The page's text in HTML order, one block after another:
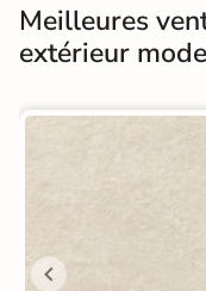
Catégories
Meilleures
extérieur